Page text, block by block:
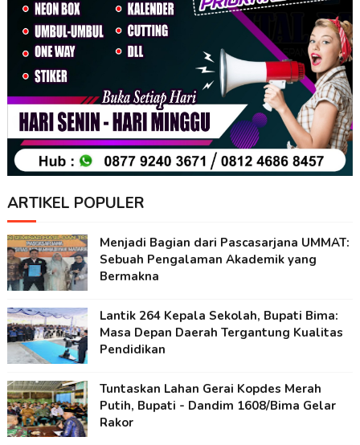
ARTIKEL POPULER
Menjadi Bagian dari Pascasarjana UMMAT:
Sebuah Pengalaman Akademik yang
Bermakna
Lantik 264 Kepala Sekolah, Bupati Bima:
Masa Depan Daerah Tergantung Kualitas
Pendidikan
Tuntaskan Lahan Gerai Kopdes Merah
Putih, Bupati - Dandim 1608/Bima Gelar
Rakor